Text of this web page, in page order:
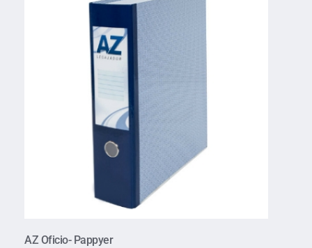
AZ Oficio- Pappyer